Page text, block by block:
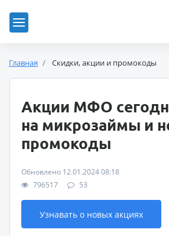
Главная Скидки, акции и промокоды
Акции МФО
на микрозаймы и
промокоды
Обновлено 12.01.2024 08:18
796517
53
Узнавать о новых акциях